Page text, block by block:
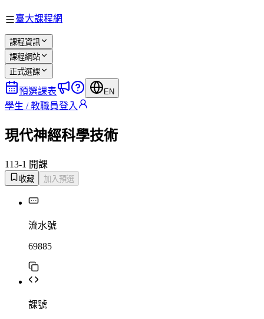
臺大課程網
課程資訊
課程網站
正式選課
預選課表 EN
學生 / 教職員登入
現代神經科學技術
113-1 開課
收藏 加入預選
流水號
69885
課號